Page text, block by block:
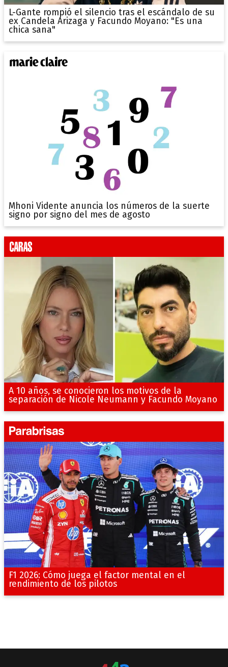
L-Gante rompió el silencio tras el escándalo de su
ex Candela Arizaga y Facundo Moyano: "Es una
chica sana"
Mhoni Vidente anuncia los números de la suerte
signo por signo del mes de agosto
A 10 años, se conocieron los motivos de la
separación de Nicole Neumann y Facundo Moyano
F1 2026: Cómo juega el factor mental en el
rendimiento de los pilotos